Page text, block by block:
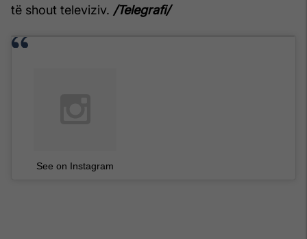
të shout televiziv. /Telegrafi/
See on Instagram